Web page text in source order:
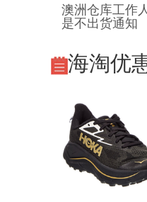
澳洲仓库工作
是不出货通知
海淘优